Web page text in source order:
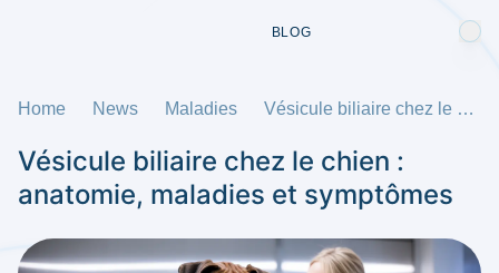
BLOG
Home News Maladies Vésicule biliaire chez le chien : anatomie, maladies et symptômes
Vésicule biliaire chez le chien :
anatomie, maladies et symptômes